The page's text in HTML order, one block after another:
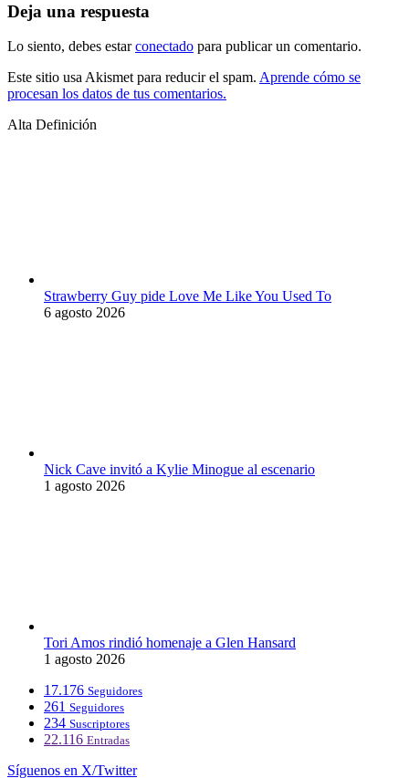
Deja una respuesta
Lo siento, debes estarconectado para publicar un comentario.
Este sitio usa Akismet para reducir el spam. Aprende cómo se
procesan los datos de tus comentarios.
Alta Definición
Strawberry Guy pide Love Me Like You Used To
6 agosto 2026
Nick Cave invitó a Kylie Minogue al escenario
1 agosto 2026
Tori Amos rindió homenaje a Glen Hansard
1 agosto 2026
17.176 Seguidores
261 Seguidores
234 Suscriptores
22.116 Entradas
Síguenos en X/Twitter